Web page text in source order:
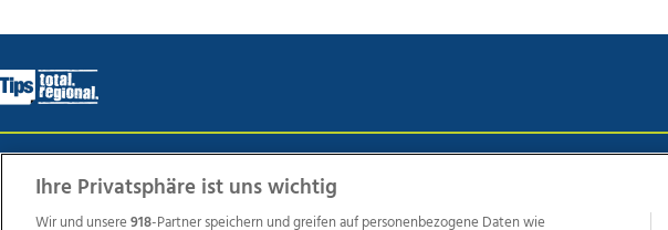
Wir über uns Mediadaten Kontakt
Ihre Privatsphäre ist uns wichtig
Wir und unsere918-Partner speichern und greifen auf personenbezogene Daten wie